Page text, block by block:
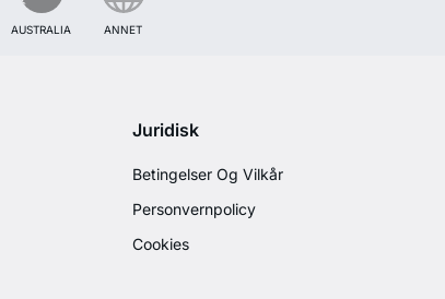
AUSTRALIA ANNET
Juridisk
Betingelser Og Vilkår
Personvernpolicy
Cookies